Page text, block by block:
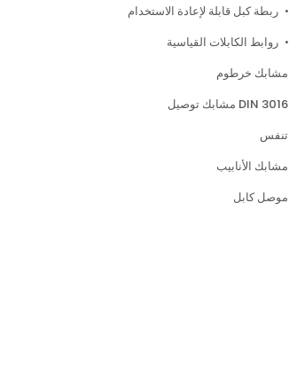
مشابك خرطوم
مشابك توصيل DIN 3016
تنفس
مشابك الأنابيب
موصل كابل